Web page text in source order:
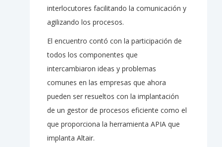
interlocutores facilitando la comunicación y
agilizando los procesos.
El encuentro contó con la participación de
todos los componentes que
intercambiaron ideas y problemas
comunes en las empresas que ahora
pueden ser resueltos con la implantación
de un gestor de procesos eficiente como el
que proporciona la herramienta APIA que
implanta Altair.